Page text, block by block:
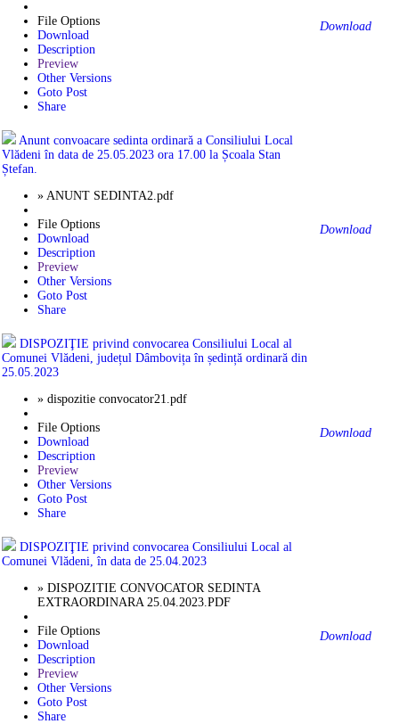
File Options
Download
Description
Preview
Other Versions
Goto Post
Share
Download
Anunt convoacare sedinta ordinară a Consiliului Local
Vlădeni în data de 25.05.2023 ora 17.00 la Școala Stan
Ștefan.
» ANUNT SEDINTA2.pdf
File Options
Download
Description
Preview
Other Versions
Goto Post
Share
Download
DISPOZIŢIE privind convocarea Consiliului Local al
Comunei Vlădeni, județul Dâmbovița în ședință ordinară din
25.05.2023
» dispozitie convocator21.pdf
File Options
Download
Description
Preview
Other Versions
Goto Post
Share
Download
DISPOZIŢIE privind convocarea Consiliului Local al
Comunei Vlădeni, în data de 25.04.2023
» DISPOZITIE CONVOCATOR SEDINTA
EXTRAORDINARA 25.04.2023.PDF
File Options
Download
Description
Preview
Other Versions
Goto Post
Share
Download